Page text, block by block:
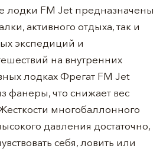
лодки FM Jet предназначены
активного отдыха, так и
экспедиций и
на внутренних
лодках Фрегат FM Jet
фанеры, что снижает вес
многобаллонного
давления достаточно,
себя, ловить или